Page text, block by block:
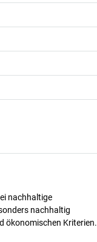
nachhaltige
nachhaltig
ökonomischen Kriterien.